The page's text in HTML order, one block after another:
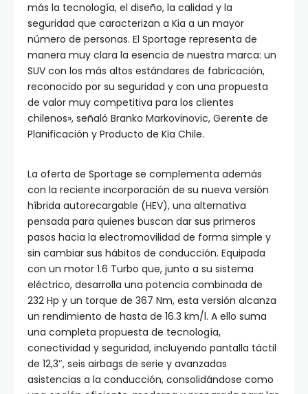
más la tecnología, el diseño, la calidad y la
seguridad que caracterizan a Kia a un mayor
número de personas. El Sportage representa de
manera muy clara la esencia de nuestra marca: un
SUV con los más altos estándares de fabricación,
reconocido por su seguridad y con una propuesta
de valor muy competitiva para los clientes
chilenos», señaló Branko Markovinovic, Gerente de
Planificación y Producto de Kia Chile.
La oferta de Sportage se complementa además
con la reciente incorporación de su nueva versión
híbrida autorecargable (HEV), una alternativa
pensada para quienes buscan dar sus primeros
pasos hacia la electromovilidad de forma simple y
sin cambiar sus hábitos de conducción. Equipada
con un motor 1.6 Turbo que, junto a su sistema
eléctrico, desarrolla una potencia combinada de
232 Hp y un torque de 367 Nm, esta versión alcanza
un rendimiento de hasta de 16.3 km/l. A ello suma
una completa propuesta de tecnología,
conectividad y seguridad, incluyendo pantalla táctil
de 12,3″, seis airbags de serie y avanzadas
asistencias a la conducción, consolidándose como